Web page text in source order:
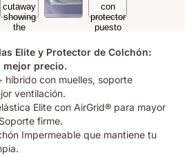
Elite y Protector de Colchón:
precio.
híbrido con muelles, soporte
ventilación.
Elite con AirGrid® para mayor
firme.
que mantiene tu